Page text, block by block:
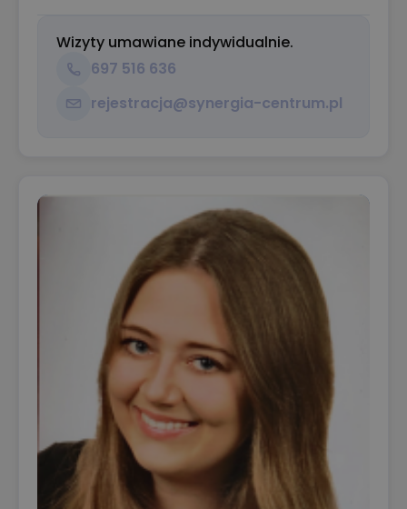
Wizyty umawiane indywidualnie.
697 516 636
rejestracja@synergia-centrum.pl